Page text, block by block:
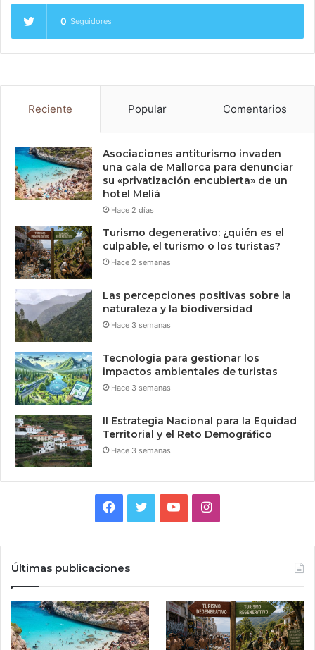
0 Seguidores
Reciente Popular Comentarios
Asociaciones antiturismo invaden
una cala de Mallorca para denunciar
su «privatización encubierta» de un
hotel Meliá
Hace 2 días
Turismo degenerativo: ¿quién es el
culpable, el turismo o los turistas?
Hace 2 semanas
Las percepciones positivas sobre la
naturaleza y la biodiversidad
Hace 3 semanas
Tecnologia para gestionar los
impactos ambientales de turistas
Hace 3 semanas
II Estrategia Nacional para la Equidad
Territorial y el Reto Demográfico
Hace 3 semanas
Facebook
TwitterYouTubeInstagram
Últimas publicaciones